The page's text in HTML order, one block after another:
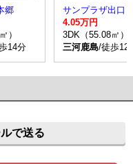
郷
）
14分
サンプラザ出口
4.05万円
3DK（55.08㎡）
三河鹿島/徒歩12
で送る